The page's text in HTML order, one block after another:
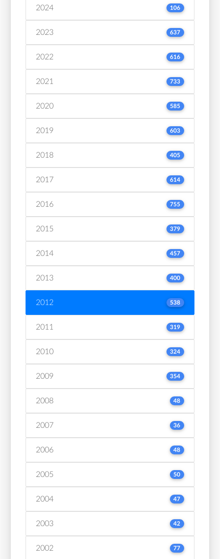
2024 106
2023 637
2022 616
2021 733
2020 585
2019 603
2018 405
2017 614
2016 755
2015 379
2014 457
2013 400
2012 538
2011 319
2010 324
2009 354
2008 48
2007 36
2006 48
2005 50
2004 47
2003 42
2002 77